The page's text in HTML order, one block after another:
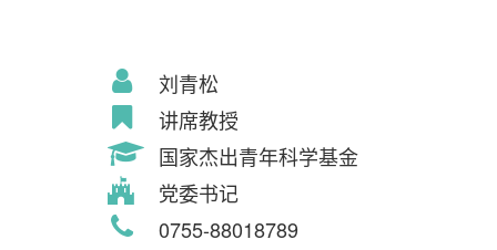
刘青松
讲席教授
国家杰出青年科学基金
党委书记
0755-88018789